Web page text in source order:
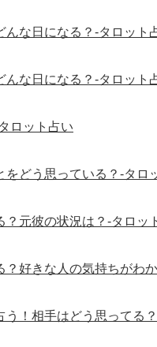
んな日になる？-タロット
んな日になる？-タロット
ロット占い
をどう思っている？-タロ
？元彼の状況は？-タロッ
？好きな人の気持ちがわ
う！相手はどう思ってる